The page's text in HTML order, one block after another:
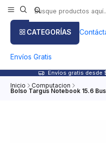
CATEGORÍAS
Envíos Gratis
Envíos gratis desde
Inicio Computacion
Bolso Targus Notebook 15.6